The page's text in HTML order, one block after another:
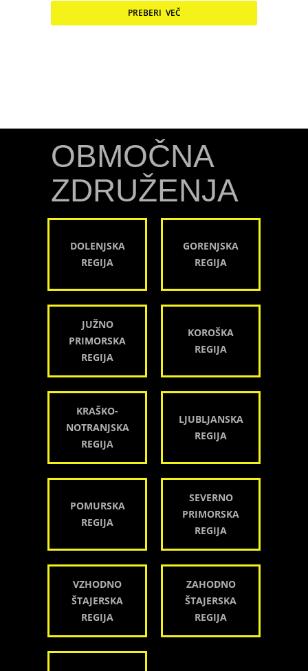
PREBERI VEČ
OBMOČNA
ZDRUŽENJA
DOLENJSKA
REGIJA
GORENJSKA
REGIJA
JUŽNO
PRIMORSKA
REGIJA
KOROŠKA
REGIJA
KRAŠKO-
NOTRANJSKA
REGIJA
LJUBLJANSKA
REGIJA
POMURSKA
REGIJA
SEVERNO
PRIMORSKA
REGIJA
VZHODNO
ŠTAJERSKA
REGIJA
ZAHODNO
ŠTAJERSKA
REGIJA